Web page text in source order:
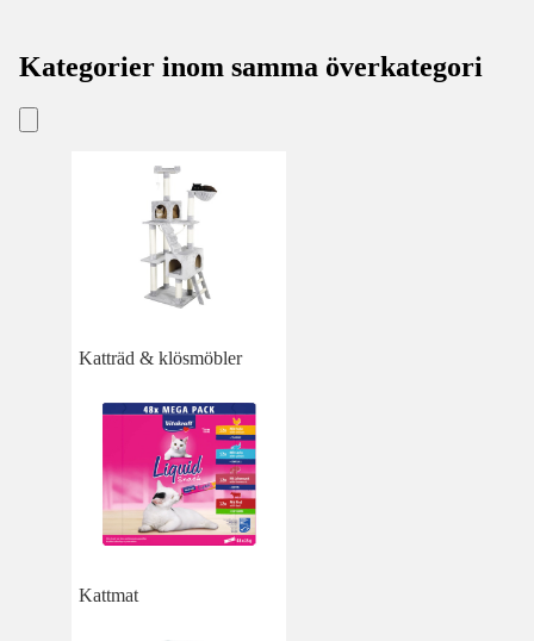
Kategorier inom samma överkategori
Katträd & klösmöbler
Kattmat